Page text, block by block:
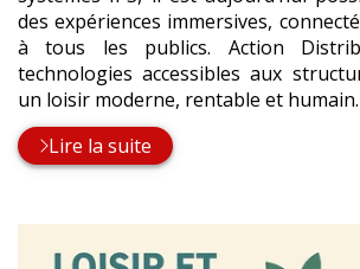
des expériences immersives,
à tous les publics. Action
technologies accessibles aux
un loisir moderne, rentable et humain.
Lire la suite